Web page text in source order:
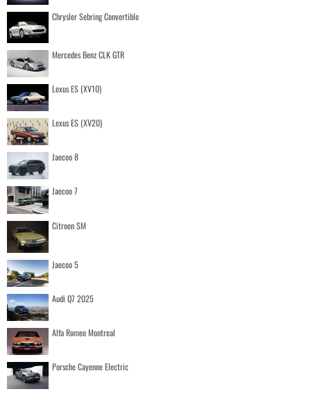
Chrysler Sebring Convertible
Mercedes Benz CLK GTR
Lexus ES (XV10)
Lexus ES (XV20)
Jaecoo 8
Jaecoo 7
Citroen SM
Jaecoo 5
Audi Q7 2025
Alfa Romeo Montreal
Porsche Cayenne Electric